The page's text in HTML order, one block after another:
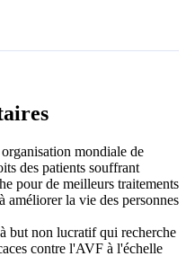
mondiale de
des patients souffrant
pour de meilleurs traitements
améliorer la vie des personnes
but non lucratif qui recherche
contre l'AVF à l'échelle